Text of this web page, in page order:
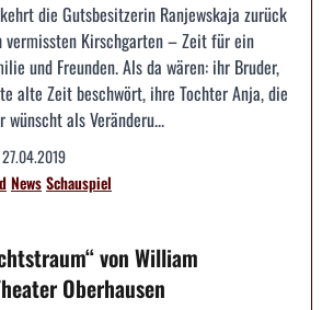
die Gutsbesitzerin Ranjewskaja zurück
vermissten Kirschgarten – Zeit für ein
und Freunden. Als da wären: ihr Bruder,
alte Zeit beschwört, ihre Tochter Anja, die
als Veränderu...
27.04.2019
NewsSchauspiel
von William
Oberhausen